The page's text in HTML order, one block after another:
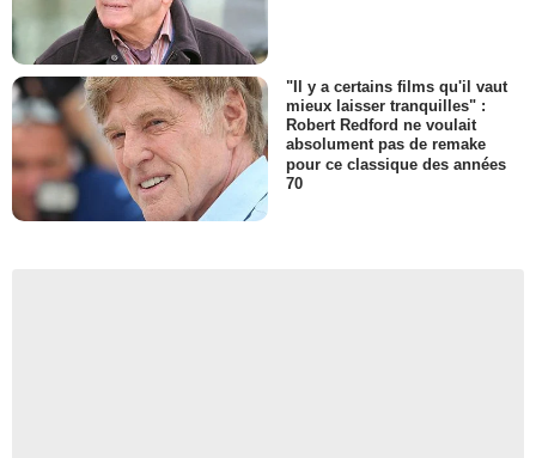
"Il y a certains films qu'il vaut
mieux laisser tranquilles" :
Robert Redford ne voulait
absolument pas de remake
pour ce classique des années
70